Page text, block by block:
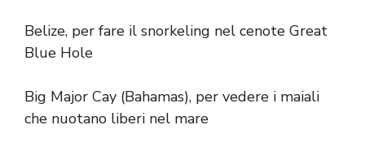
Belize, per fare il snorkeling nel cenote Great
Blue Hole
Big Major Cay (Bahamas), per vedere i maiali
che nuotano liberi nel mare